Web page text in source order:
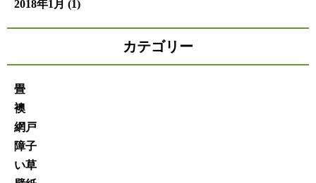
2018年1月 (1)
カテゴリー
畳
襖
網戸
障子
い草